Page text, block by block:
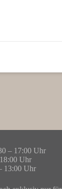
– 17:00 Uhr
Uhr
13:00 Uhr